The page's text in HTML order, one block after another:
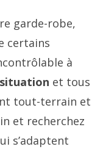
garde-robe,
certains
à
situation et tous
tout-terrain et
et recherchez
s’adaptent